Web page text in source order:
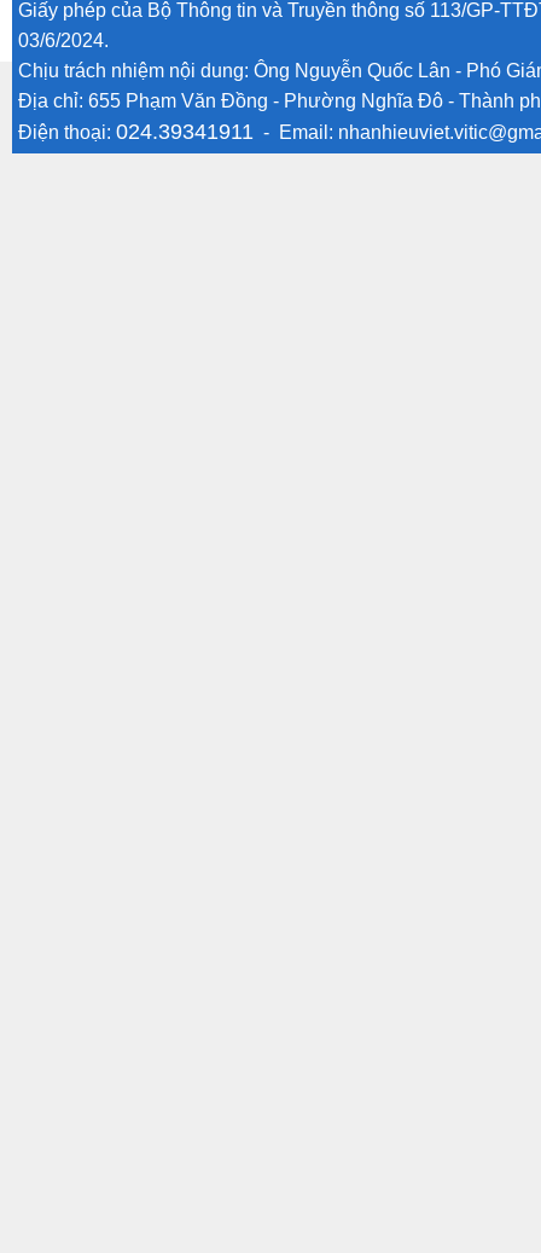
Giấy phép của Bộ Thông tin và Truyền thông số 113/GP-
03/6/2024.
Chịu trách nhiệm nội dung: Ông Nguyễn Quốc Lân - Phó
Địa chỉ: 655 Phạm Văn Đồng - Phường Nghĩa Đô - Thành
Điện thoại: 024.39341911 - Email: